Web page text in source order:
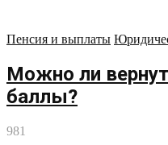
Пенсия и выплаты
Можно ли
баллы?
981